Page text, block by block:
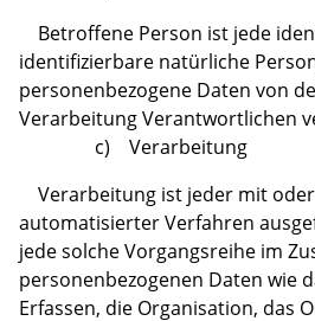
Betroffene Person ist jede
identifizierbare natürliche
personenbezogene Daten von
Verarbeitung Verantwortlichen
c) Verarbeitung
Verarbeitung ist jeder mit
automatisierter Verfahren
jede solche Vorgangsreihe im
personenbezogenen Daten wie
Erfassen, die Organisation, das